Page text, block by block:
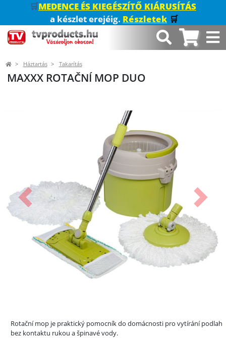
🛒MEDENCE ÉS KIEGÉSZÍTŐ KIÁRUSÍTÁS
a készlet erejéig. Részletek 🛒
Háztartás Takarítás
MAXXX ROTAČNÍ MOP DUO
Előző
Rotační mop je praktický pomocník do domácnosti pro vytírání podlah
bez kontaktu rukou a špinavé vody.